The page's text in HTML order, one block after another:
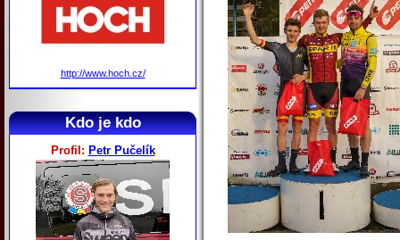
http://www.hoch.cz/
Kdo je kdo
Profil: Petr Pučelík